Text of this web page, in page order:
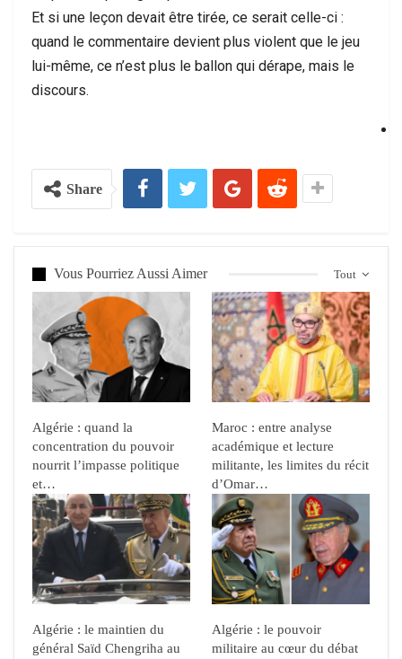
Et si une leçon devait être tirée, ce serait celle-ci :
quand le commentaire devient plus violent que le jeu
lui-même, ce n’est plus le ballon qui dérape, mais le
discours.
Share
Tout
Vous Pourriez Aussi Aimer
Algérie : quand la
concentration du pouvoir
nourrit l’impasse politique
et…
Maroc : entre analyse
académique et lecture
militante, les limites du récit
d’Omar…
Algérie : le maintien du
général Saïd Chengriha au
Algérie : le pouvoir
militaire au cœur du débat